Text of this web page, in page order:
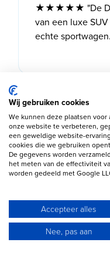
★★★★★ "De
van een luxe
echte
Een auto leasen
Autofinanciering
Autolening
Bereken je maandbedrag
Wij gebruiken cookies
We kunnen deze plaatsen
onze website te verbeteren,
een geweldige website-
cookies die we gebruiken
De gegevens worden
het meten van de effectiviteit
worden gedeeld met Google
Accepteer alles
Nee, pas aan